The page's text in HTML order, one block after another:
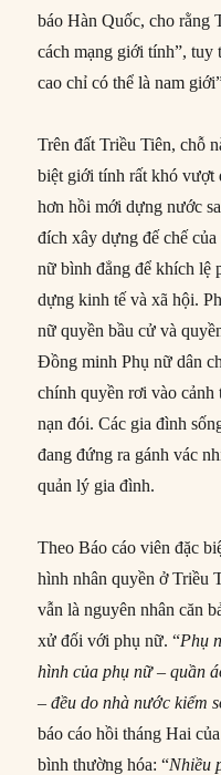
báo Hàn Quốc, cho rằng
cách mạng giới tính”, tuy
cao chỉ có thể là nam
Trên đất Triều Tiên, chỗ
biệt giới tính rất khó vượt
hơn hồi mới dựng nước
đích xây dựng đế chế
nữ bình đẳng để khích lệ
dựng kinh tế và xã hội.
nữ quyền bầu cử và
Đồng minh Phụ nữ dân
chính quyền rơi vào
nạn đói. Các gia đình
đang đứng ra gánh vác
quản lý gia đình.
Theo Báo cáo viên đặc
hình nhân quyền ở Triều
vẫn là nguyên nhân căn
xử đối với phụ nữ. “Phụ
hình của phụ nữ – quần
– đều do nhà nước kiểm
báo cáo hồi tháng Hai
bình thường hóa: “Nhiều